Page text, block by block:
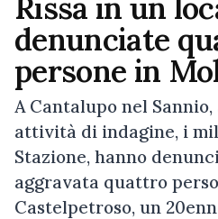
denunciate
persone in
A Cantalupo nel
attività di indagine, i
Stazione, hanno
aggravata quattro
Castelpetroso, un